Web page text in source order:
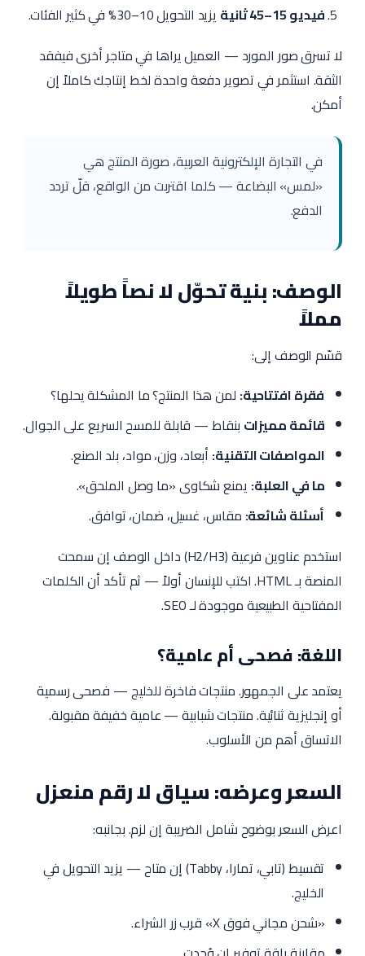
فيديو 15–45 ثانية
يزيد التحويل 10–30% في كثير الفئات.
لا تسرق صور المورد — العميل يراها في متاجر أخرى فيفقد
الثقة. استثمر في تصوير دفعة واحدة لخط إنتاجك كاملاً إن
أمكن.
في التجارة الإلكترونية العربية، صورة المنتج هي
«لمس» البضاعة — كلما اقتربت من الواقع، قلّ تردد
الدفع.
الوصف: بنية تحوّل لا نصاً طويلاً
مملاً
قسّم الوصف إلى:
فقرة افتتاحية: لمن هذا المنتج؟ ما المشكلة يحلها؟
قائمة مميزات بنقاط — قابلة للمسح السريع على الجوال.
المواصفات التقنية: أبعاد، وزن، مواد، بلد الصنع.
ما في العلبة: يمنع شكاوى «ما وصل الملحق».
أسئلة شائعة: مقاس، غسيل، ضمان، توافق.
استخدم عناوين فرعية (H2/H3) داخل الوصف إن سمحت
المنصة بـ HTML. اكتب للإنسان أولاً — ثم تأكد أن الكلمات
المفتاحية الطبيعية موجودة لـ SEO.
اللغة: فصحى أم عامية؟
يعتمد على الجمهور. منتجات فاخرة للخليج — فصحى رسمية
أو إنجليزية ثنائية. منتجات شبابية — عامية خفيفة مقبولة.
الاتساق أهم من الأسلوب.
السعر وعرضه: سياق لا رقم منعزل
اعرض السعر بوضوح شامل الضريبة إن لزم. بجانبه:
تقسيط (تابي، تمارا، Tabby) إن متاح — يزيد التحويل في
الخليج.
«شحن مجاني فوق X» قرب زر الشراء.